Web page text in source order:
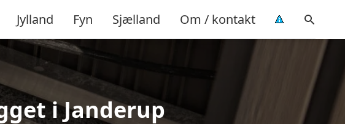
Jylland Fyn Sjælland Om / kontakt
i Janderup